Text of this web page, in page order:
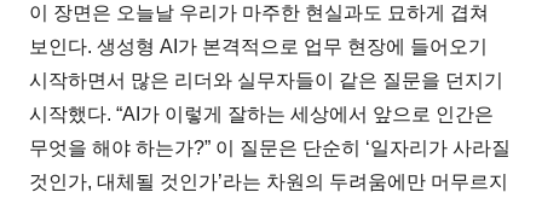
이 장면은 오늘날 우리가 마주한 현실과도 묘하게 겹쳐
보인다. 생성형 AI가 본격적으로 업무 현장에 들어오기
시작하면서 많은 리더와 실무자들이 같은 질문을 던지기
시작했다. “AI가 이렇게 잘하는 세상에서 앞으로 인간은
무엇을 해야 하는가?” 이 질문은 단순히 ‘일자리가 사라질
것인가, 대체될 것인가’라는 차원의 두려움에만 머무르지